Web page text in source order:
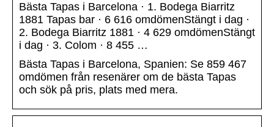
Bästa Tapas i Barcelona · 1. Bodega Biarritz
1881 Tapas bar · 6 616 omdömenStängt i dag ·
2. Bodega Biarritz 1881 · 4 629 omdömenStängt
i dag · 3. Colom · 8 455 …
Bästa Tapas i Barcelona, Spanien: Se 859 467
omdömen från resenärer om de bästa Tapas
och sök på pris, plats med mera.